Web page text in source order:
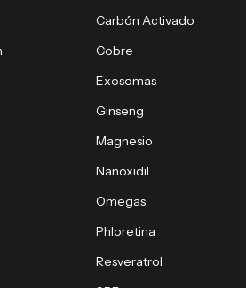
Carbón Activado
Cobre
Exosomas
Ginseng
Magnesio
Nanoxidil
Omegas
Phloretina
Resveratrol